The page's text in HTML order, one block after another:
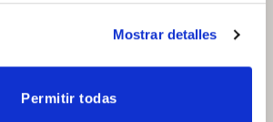
Mostrar detalles
Permitir todas